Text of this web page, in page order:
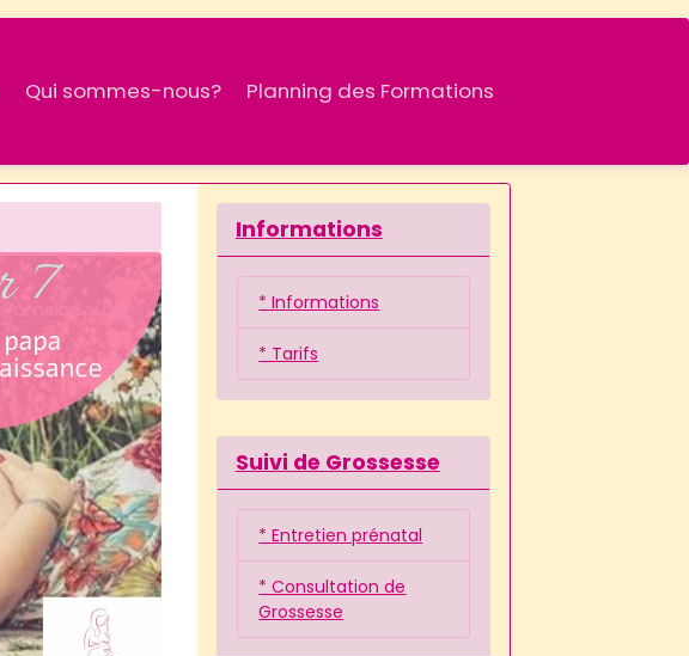
Qui sommes-nous? Planning des Formations
Informations
* Informations
* Tarifs
Suivi de Grossesse
* Entretien prénatal
* Consultation de
Grossesse